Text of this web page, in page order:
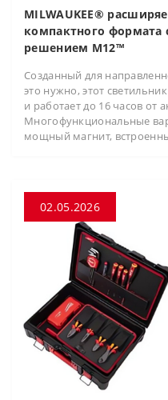
MILWAUKEE®
компактного
решением M12™
Созданный для
это нужно, этот
и работает до 16 часов от
Многофункциональные
мощный магнит,
02.05.2026